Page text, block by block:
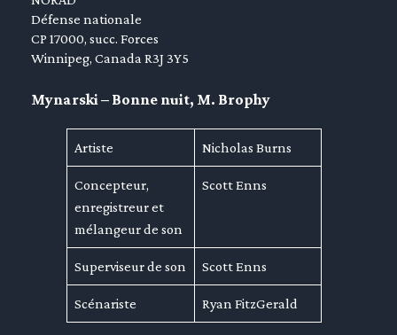
Défense nationale
CP 17000, succ. Forces
Winnipeg, Canada R3J 3Y5
Mynarski – Bonne nuit, M. Brophy
Artiste Nicholas Burns
Concepteur,
enregistreur et
mélangeur de son
Scott Enns
Superviseur de son Scott Enns
Scénariste Ryan FitzGerald